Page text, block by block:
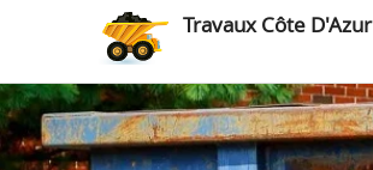
Travaux Côte D'Azur